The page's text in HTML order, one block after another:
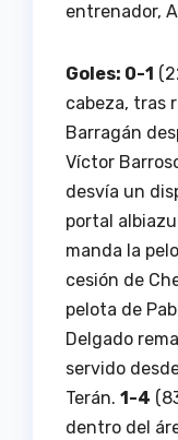
entrenador,
Goles: 0-1
cabeza, tras
Barragán
Víctor
desvía un
portal
manda la
cesión de
pelota de
Delgado
servido
Terán. 1-4
dentro del